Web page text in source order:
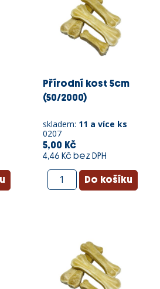
Přírodní kost 5cm
(50/2000)
skladem: 11 a více ks
0207
5,00 Kč
4,46 Kč bez DPH